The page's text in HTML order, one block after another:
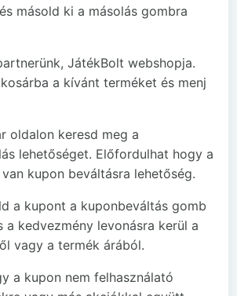
másold ki a másolás gombra
JátékBolt webshopja.
a kívánt terméket és menj
oldalon keresd meg a
lehetőséget. Előfordulhat hogy a
kupon beváltásra lehetőség.
a kupont a kuponbeváltás gomb
a kedvezmény levonásra kerül a
vagy a termék árából.
a kupon nem felhasználató